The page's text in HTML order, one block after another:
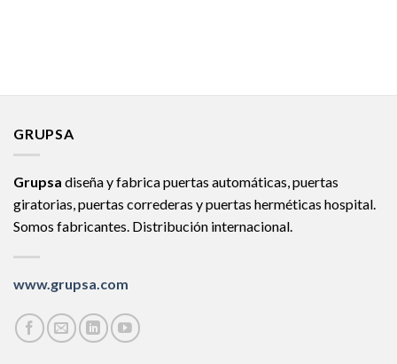
GRUPSA
Grupsa diseña y fabrica puertas automáticas, puertas
giratorias, puertas correderas y puertas herméticas hospital.
Somos fabricantes. Distribución internacional.
www.grupsa.com